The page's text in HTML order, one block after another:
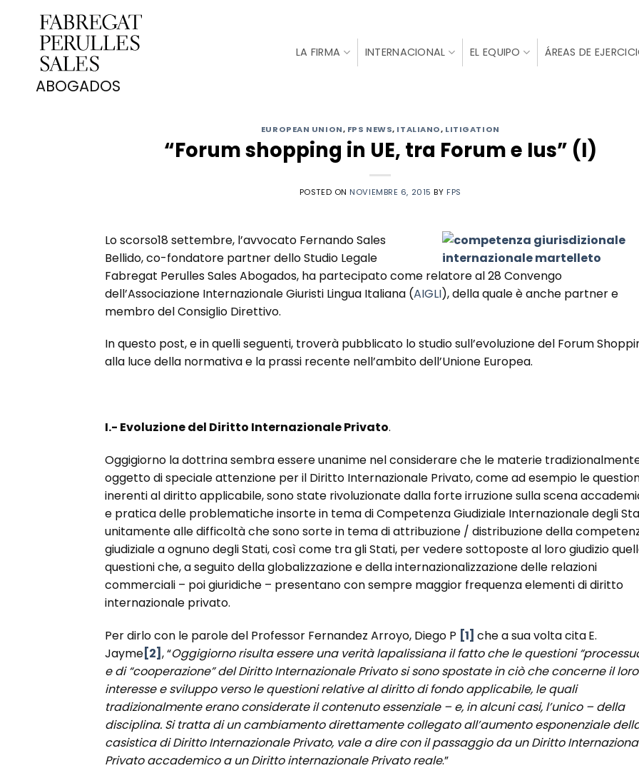
contenido
LA FIRMA INTERNACIONAL EL EQUIPO ÁREAS DE
EUROPEAN UNION, FPS NEWS, ITALIANO, LITIGATION
“Forum shopping in UE, tra Forum e Ius” (I)
POSTED ON NOVIEMBRE 6, 2015 BY FPS
Lo scorso18 settembre, l’avvocato Fernando Sales
Bellido, co-fondatore partner dello Studio Legale
Fabregat Perulles Sales Abogados, ha partecipato come relatore al 28 Convengo
dell’Associazione Internazionale Giuristi Lingua Italiana (AIGLI), della quale è anche partner e
membro del Consiglio Direttivo.
In questo post, e in quelli seguenti, troverà pubblicato lo studio sull’evoluzione del Forum
alla luce della normativa e la prassi recente nell’ambito dell’Unione Europea.
I.- Evoluzione del Diritto Internazionale Privato.
Oggigiorno la dottrina sembra essere unanime nel considerare che le materie
oggetto di speciale attenzione per il Diritto Internazionale Privato, come ad esempio le
inerenti al diritto applicabile, sono state rivoluzionate dalla forte irruzione sulla scena
e pratica delle problematiche insorte in tema di Competenza Giudiziale Internazionale degli
unitamente alle difficoltà che sono sorte in tema di attribuzione / distribuzione della
giudiziale a ognuno degli Stati, così come tra gli Stati, per vedere sottoposte al loro giudizio
questioni che, a seguito della globalizzazione e della internazionalizzazione delle relazioni
commerciali – poi giuridiche – presentano con sempre maggior frequenza elementi di diritto
internazionale privato.
Per dirlo con le parole del Professor Fernandez Arroyo, Diego P [1] che a sua volta citaE.
Jayme[2] , “Oggigiorno risulta essere una verità lapalissiana il fatto che le questioni
e di “cooperazione” del Diritto Internazionale Privato si sono spostate in ciò che concerne il loro
interesse e sviluppo verso le questioni relative al diritto di fondo applicabile, le quali
tradizionalmente erano considerate il contenuto essenziale – e, in alcuni casi, l’unico – della
disciplina. Si tratta di un cambiamento direttamente collegato all’aumento esponenziale
casistica di Diritto Internazionale Privato, vale a dire con il passaggio da un Diritto
Privato accademico a un Diritto internazionale Privato reale.”